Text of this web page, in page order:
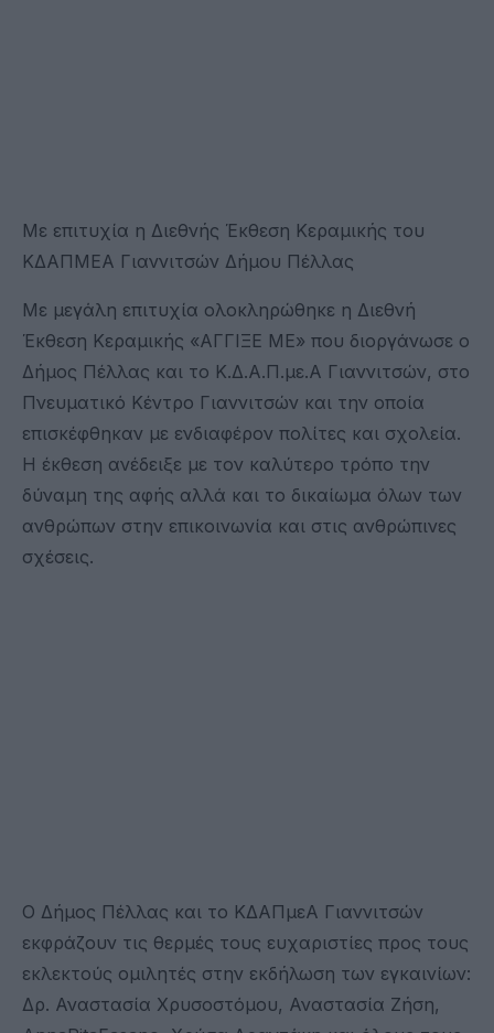
Με επιτυχία η Διεθνής Έκθεση Κεραμικής του
ΚΔΑΠΜΕΑ Γιαννιτσών Δήμου Πέλλας
Με μεγάλη επιτυχία ολοκληρώθηκε η Διεθνή
Έκθεση Κεραμικής «ΑΓΓΙΞΕ ΜΕ» που διοργάνωσε ο
Δήμος Πέλλας και το Κ.Δ.Α.Π.με.Α Γιαννιτσών, στο
Πνευματικό Κέντρο Γιαννιτσών και την οποία
επισκέφθηκαν με ενδιαφέρον πολίτες και σχολεία.
Η έκθεση ανέδειξε με τον καλύτερο τρόπο την
δύναμη της αφής αλλά και το δικαίωμα όλων των
ανθρώπων στην επικοινωνία και στις ανθρώπινες
σχέσεις.
Ο Δήμος Πέλλας και το ΚΔΑΠμεΑ Γιαννιτσών
εκφράζουν τις θερμές τους ευχαριστίες προς τους
εκλεκτούς ομιλητές στην εκδήλωση των εγκαινίων:
Δρ. Αναστασία Χρυσοστόμου, Αναστασία Ζήση,